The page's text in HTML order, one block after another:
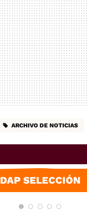
ARCHIVO DE NOTICIAS
DAP SELECCIÓN